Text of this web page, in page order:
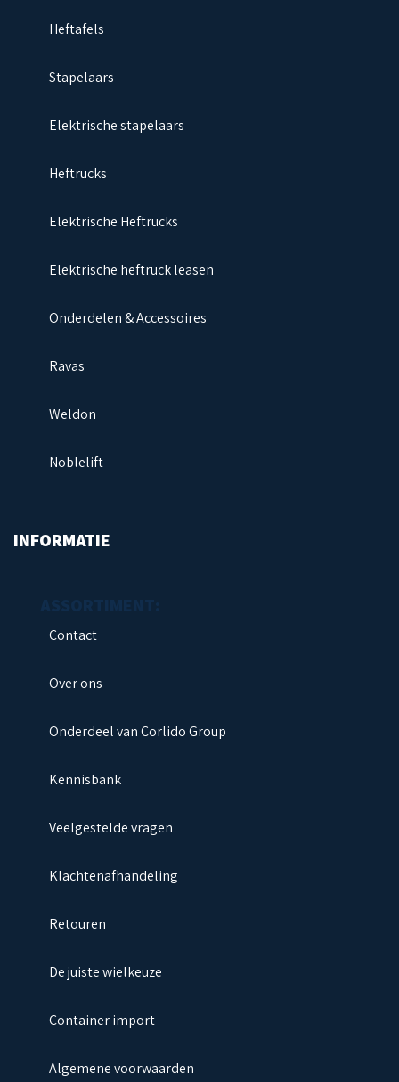
Heftafels
Stapelaars
Elektrische stapelaars
Heftrucks
Elektrische Heftrucks
Elektrische heftruck leasen
Onderdelen & Accessoires
Ravas
Weldon
Noblelift
INFORMATIE
Contact
Over ons
Onderdeel van Corlido Group
Kennisbank
Veelgestelde vragen
Klachtenafhandeling
Retouren
De juiste wielkeuze
Container import
Algemene voorwaarden